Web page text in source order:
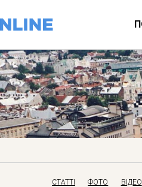
СТАТТІ ФОТО ВІДЕО